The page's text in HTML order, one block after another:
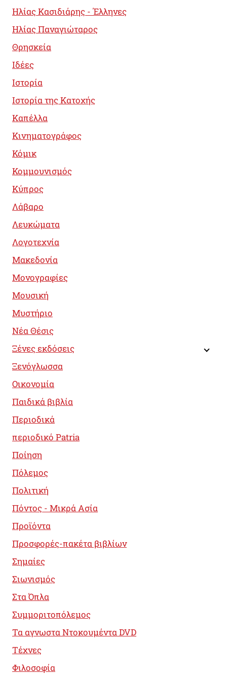
Ηλίας Κασιδιάρης - Έλληνες
Ηλίας Παναγιώταρος
Θρησκεία
Ιδέες
Ιστορία
Ιστορία της Κατοχής
Καπέλλα
Κινηματογράφος
Κόμικ
Κομμουνισμός
Κύπρος
Λάβαρο
Λευκώματα
Λογοτεχνία
Μακεδονία
Μονογραφίες
Μουσική
Μυστήριο
Νέα Θέσις
Ξένες εκδόσεις
Ξενόγλωσσα
Οικονομία
Παιδικά βιβλία
Περιοδικά
περιοδικό Patria
Ποίηση
Πόλεμος
Πολιτική
Πόντος - Μικρά Ασία
Προϊόντα
Προσφορές-πακέτα βιβλίων
Σημαίες
Σιωνισμός
Στα Όπλα
Συμμοριτοπόλεμος
Τα αγνωστα Ντοκουμέντα DVD
Τέχνες
Φιλοσοφία